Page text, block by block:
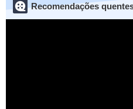
Recomendações